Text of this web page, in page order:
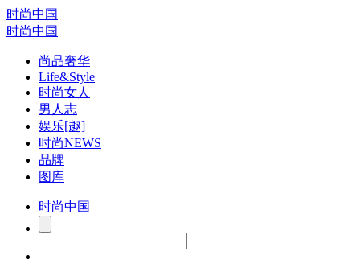
时尚中国
时尚中国
尚品奢华
Life&Style
时尚女人
男人志
娱乐[趣]
时尚NEWS
品牌
图库
时尚中国